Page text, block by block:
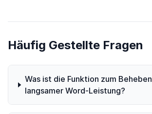
Häufig Gestellte Fragen
Was ist die Funktion zum Beheben
langsamer Word-Leistung?